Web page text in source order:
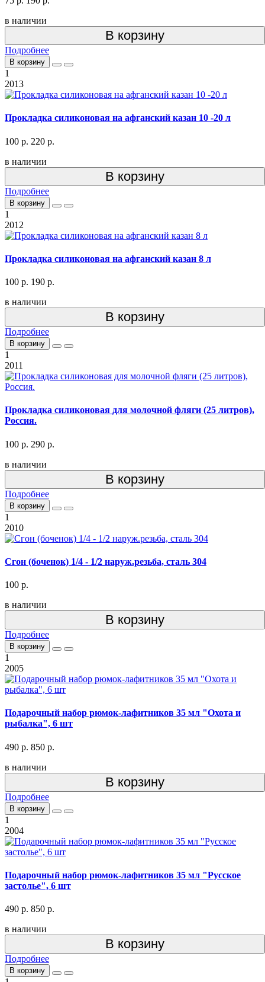
в наличии
В корзину
Подробнее
В корзину
1
2013
Прокладка силиконовая на афганский казан 10 -20 л
100 р. 220 р.
в наличии
В корзину
Подробнее
В корзину
1
2012
Прокладка силиконовая на афганский казан 8 л
100 р. 190 р.
в наличии
В корзину
Подробнее
В корзину
1
2011
Прокладка силиконовая для молочной фляги (25 литров),
Россия.
100 р. 290 р.
в наличии
В корзину
Подробнее
В корзину
1
2010
Сгон (боченок) 1/4 - 1/2 наруж.резьба, сталь 304
100 р.
в наличии
В корзину
Подробнее
В корзину
1
2005
Подарочный набор рюмок-лафитников 35 мл "Охота и
рыбалка", 6 шт
490 р. 850 р.
в наличии
В корзину
Подробнее
В корзину
1
2004
Подарочный набор рюмок-лафитников 35 мл "Русское
застолье", 6 шт
490 р. 850 р.
в наличии
В корзину
Подробнее
В корзину